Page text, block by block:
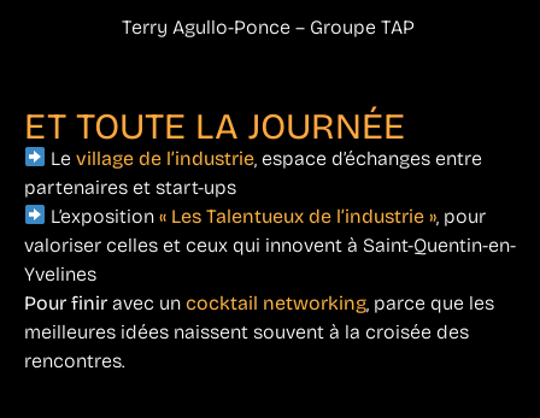
Terry Agullo-Ponce – Groupe TAP
ET TOUTE LA JOURNÉE
Levillage de l’industrie , espace d’échanges entre
partenaires et start-ups
L’exposition« Les Talentueux de l’industrie » , pour
valoriser celles et ceux qui innovent à Saint-Quentin-en-
Yvelines
Pour finir avec un cocktail networking , parce que les
meilleures idées naissent souvent à la croisée des
rencontres.